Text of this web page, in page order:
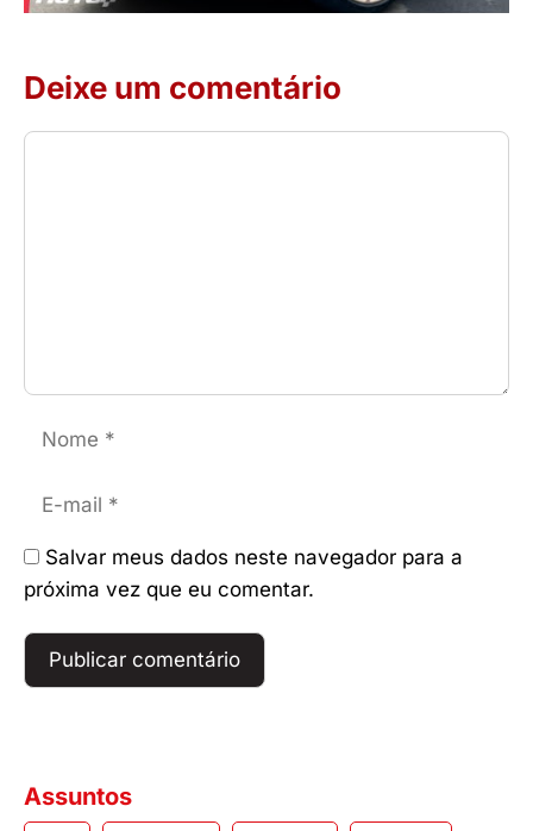
Deixe um comentário
Comentário
mail
Salvar meus dados neste navegador para a
próxima vez que eu comentar.
Assuntos